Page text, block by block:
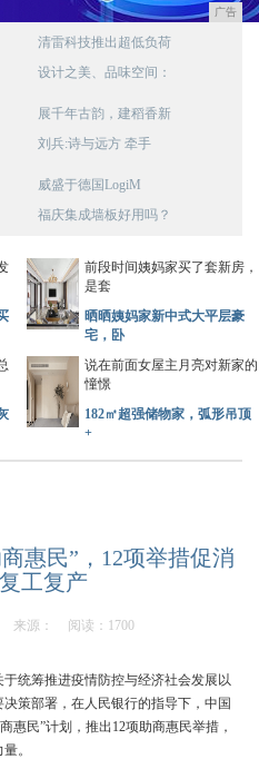
广告
清雷科技推出超低负荷
设计之美、品味空间：
展千年古韵，建稻香新
刘兵:诗与远方 牵手
威盛于德国LogiM
福庆集成墙板好用吗？
前段时间姨妈家买了套新房，
是套
晒晒姨妈家新中式大平层豪
宅，卧
说在前面女屋主月亮对新家的
憧憬
182㎡超强储物家，弧形吊顶
+
惠民”，12项举措促消
工复产
来源： 阅读：1700
统筹推进疫情防控与经济社会发展以
策部署，在人民银行的指导下，中国
惠民”计划，推出12项助商惠民举措，
。